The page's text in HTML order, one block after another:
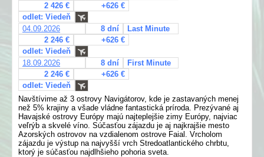
2 426 €
+626 €
odlet: Viedeň
04.09.2026
8 dní
Last Minute
2 246 €
+626 €
odlet: Viedeň
18.09.2026
8 dní
First Minute
2 246 €
+626 €
odlet: Viedeň
Navštívime až 3 ostrovy Navigátorov, kde je zastavaných menej
než 5% krajiny a všade vládne fantastická príroda. Prezývané aj
Havajské ostrovy Európy majú najteplejšie zimy Európy, najviac
veľrýb a skvelé víno. Súčasťou zájazdu je aj najkrajšie mesto
Azorských ostrovov na vzdialenom ostrove Faial. Vrcholom
zájazdu je výstup na najvyšší vrch Stredoatlantického chrbtu,
ktorý je súčasťou najdlhšieho pohoria sveta.